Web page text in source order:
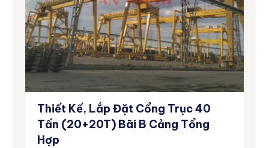
Thiết Kế, Lắp Đặt Cổng Trục 40
Tấn (20+20T) Bãi B Cảng Tổng
Hợp